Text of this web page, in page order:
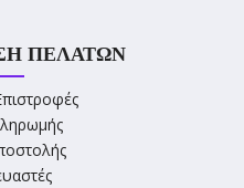
ΠΕΛΑΤΏΝ